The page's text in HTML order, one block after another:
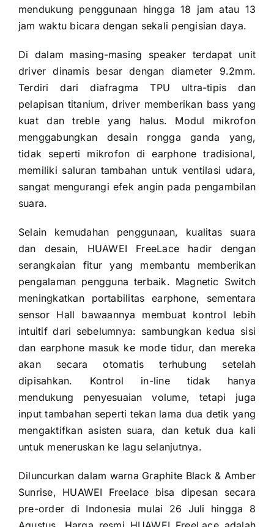
mendukung penggunaan hingga 18 jam atau 13
jam waktu bicara dengan sekali pengisian daya.
Di dalam masing-masing speaker terdapat unit
driver dinamis besar dengan diameter 9.2mm.
Terdiri dari diafragma TPU ultra-tipis dan
pelapisan titanium, driver memberikan bass yang
kuat dan treble yang halus. Modul mikrofon
menggabungkan desain rongga ganda yang,
tidak seperti mikrofon di earphone tradisional,
memiliki saluran tambahan untuk ventilasi udara,
sangat mengurangi efek angin pada pengambilan
suara.
Selain kemudahan penggunaan, kualitas suara
dan desain, HUAWEI FreeLace hadir dengan
serangkaian fitur yang membantu memberikan
pengalaman pengguna terbaik. Magnetic Switch
meningkatkan portabilitas earphone, sementara
sensor Hall bawaannya membuat kontrol lebih
intuitif dari sebelumnya: sambungkan kedua sisi
dan earphone masuk ke mode tidur, dan mereka
akan secara otomatis terhubung setelah
dipisahkan. Kontrol in-line tidak hanya
mendukung penyesuaian volume, tetapi juga
input tambahan seperti tekan lama dua detik yang
mengaktifkan asisten suara, dan ketuk dua kali
untuk meneruskan ke lagu selanjutnya.
Diluncurkan dalam warna Graphite Black & Amber
Sunrise, HUAWEI Freelace bisa dipesan secara
pre-order di Indonesia mulai 26 Juli hingga 8